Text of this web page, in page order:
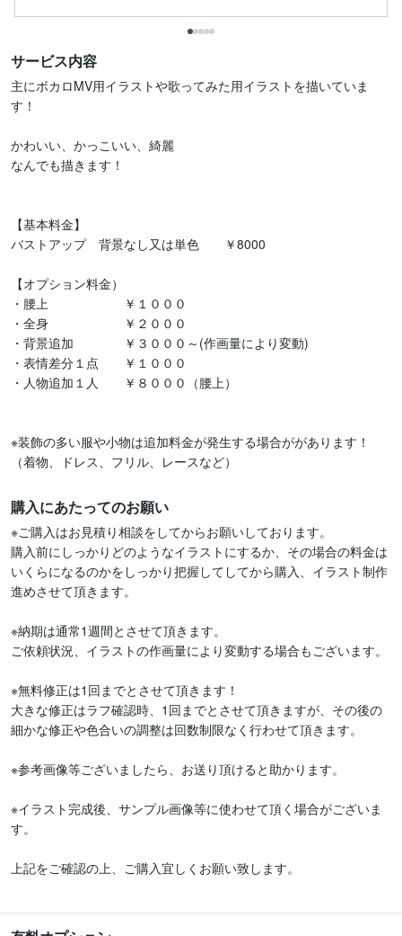
サービス内容
主にボカロMV用イラストや歌ってみた用イラストを描いていま
す！
かわいい、かっこいい、綺麗
なんでも描きます！
【基本料金】
バストアップ　背景なし又は単色　　￥8000
【オプション料金）
・腰上　　　　　　￥１０００
・全身　　　　　　￥２０００
・背景追加　　　　￥３０００～(作画量により変動)
・表情差分１点　　￥１０００
・人物追加１人　　￥８０００（腰上）
※装飾の多い服や小物は追加料金が発生する場合ががあります！
購入にあたってのお願い
※ご購入はお見積り相談をしてからお願いしております。
購入前にしっかりどのようなイラストにするか、その場合の料金は
いくらになるのかをしっかり把握してしてから購入、イラスト制作
進めさせて頂きます。
※納期は通常1週間とさせて頂きます。
ご依頼状況、イラストの作画量により変動する場合もございます。
※無料修正は1回までとさせて頂きます！
大きな修正はラフ確認時、1回までとさせて頂きますが、その後の
細かな修正や色合いの調整は回数制限なく行わせて頂きます。
※参考画像等ございましたら、お送り頂けると助かります。
※イラスト完成後、サンプル画像等に使わせて頂く場合がございま
す。
上記をご確認の上、ご購入宜しくお願い致します。